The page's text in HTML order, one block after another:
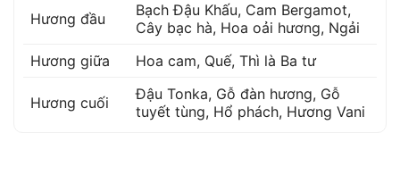
Hương đầu Bạch Đậu Khấu, Cam Bergamot,
Cây bạc hà, Hoa oải hương, Ngải
Hương giữa
Hoa cam, Quế, Thì là Ba tư
Hương cuối Đậu Tonka, Gỗ đàn hương, Gỗ
tuyết tùng, Hổ phách, Hương Vani